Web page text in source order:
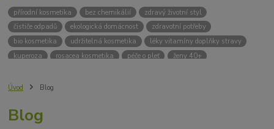
přírodní kosmetika bez chemikálií
zdravý životní styl
čističe odpadů
ekologická domácnost
zdravotní potřeby
bio kosmetika
udržitelná kosmetika
léky vitamíny doplňky stravy
kuperoza
rosacea kosmetika péče o pleť
ženy 40+
bez chemie
Přírodní čistící prostředky
Úvod Blog
Blog